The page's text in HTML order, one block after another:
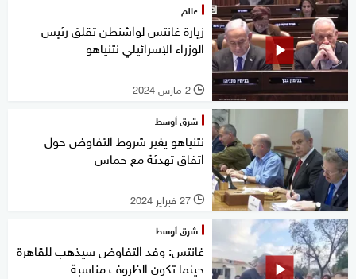
عالم
زيارة غانتس لواشنطن تقلق رئيس
الوزراء الإسرائيلي نتنياهو
l 2 مارس 2024
شرق أوسط
نتنياهو يغير شروط التفاوض حول
اتفاق تهدئة مع حماس
l 27 فبراير 2024
شرق أوسط
غانتس: وفد التفاوض سيذهب للقاهرة
حينما تكون الظروف مناسبة